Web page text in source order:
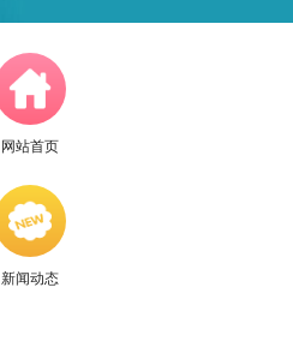
网站首页
新闻动态